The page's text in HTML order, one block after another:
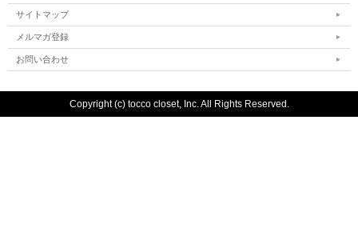
サイトマップ
メルマガ登録
お問い合わせ
Copyright (c) tocco closet, Inc. All Rights Reserved.